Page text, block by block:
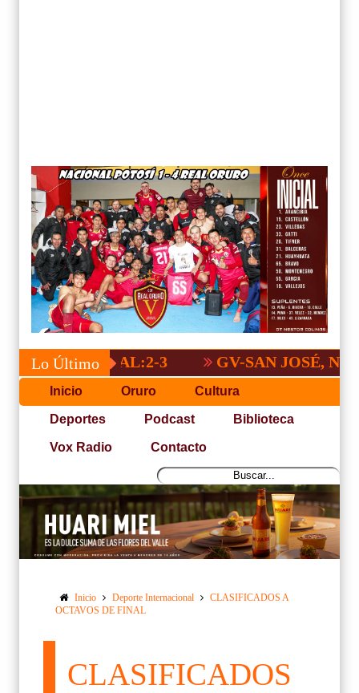
Lo Último 3 GV-SAN JOSÉ, NO PUDO
Inicio Oruro Cultura
Deportes Podcast Biblioteca
Vox Radio Contacto
Inicio Deporte Internacional
CLASIFICADOS A
OCTAVOS DE FINAL
CLASIFICADOS